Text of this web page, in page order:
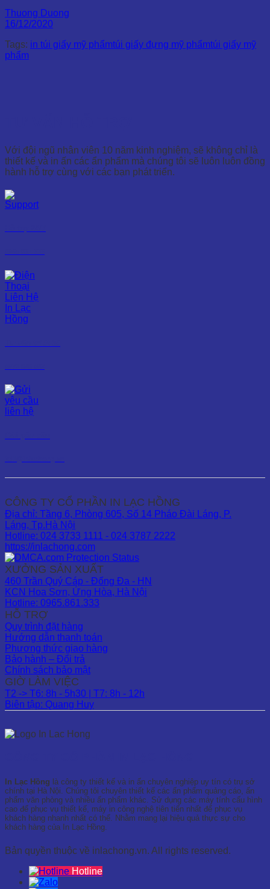
Thuong Duong
16/12/2020
Tags: in túi giấy mỹ phẩmtúi giấy đựng mỹ phẩmtúi giấy mỹ
phẩm
Với đội ngũ nhân viên 10 năm kinh nghiệm, sẽ không chỉ là
thiết kế và in ấn các ẩn phẩm mà chúng tôi sẽ luôn luôn đồng
hành hỗ trợ cùng với các bạn phát triển.
CÔNG TY CỔ PHẦN IN LẠC HỒNG
Địa chỉ: Tầng 6, Phòng 605, Số 14 Pháo Đài Láng, P.
Láng, Tp.Hà Nội
Hotline: 024 3733 1111 - 024 3787 2222
https://inlachong.com
XƯỞNG SẢN XUẤT
460 Trần Quý Cáp - Đống Đa - HN
KCN Hoa Sơn, Ứng Hòa, Hà Nội
Hotline: 0965.861.333
HỖ TRỢ
Quy trình đặt hàng
Hướng dẫn thanh toán
Phương thức giao hàng
Bảo hành – Đổi trả
Chính sách bảo mật
GIỜ LÀM VIỆC
T2 -> T6: 8h - 5h30 | T7: 8h - 12h
Biên tập: Quang Huy
In Lạc Hồng là công ty thiết kế và in ấn chuyên nghiệp uy tín có trụ sở
chính tại Hà Nội. Chúng tôi chuyên thiết kế các ấn phẩm quảng cáo, ấn
phẩm văn phòng và nhiều ấn phẩm khác. Sử dụng các máy tính cấu hình
cao để phục vụ thiết kế, máy in công nghệ tiên tiến nhất để phục vụ
khách hàng nhanh nhất có thể. Nhằm mang lại hiệu quả thực sự cho
khách hàng của In Lạc Hồng.
Bản quyền thuộc về inlachong.vn. All rights reserved.
Hotline